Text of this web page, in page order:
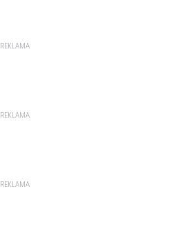
REKLAMA
REKLAMA
REKLAMA